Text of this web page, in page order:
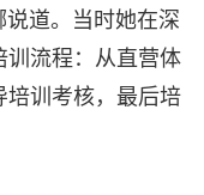
道。当时她在深
流程：从直营体
训考核，最后培